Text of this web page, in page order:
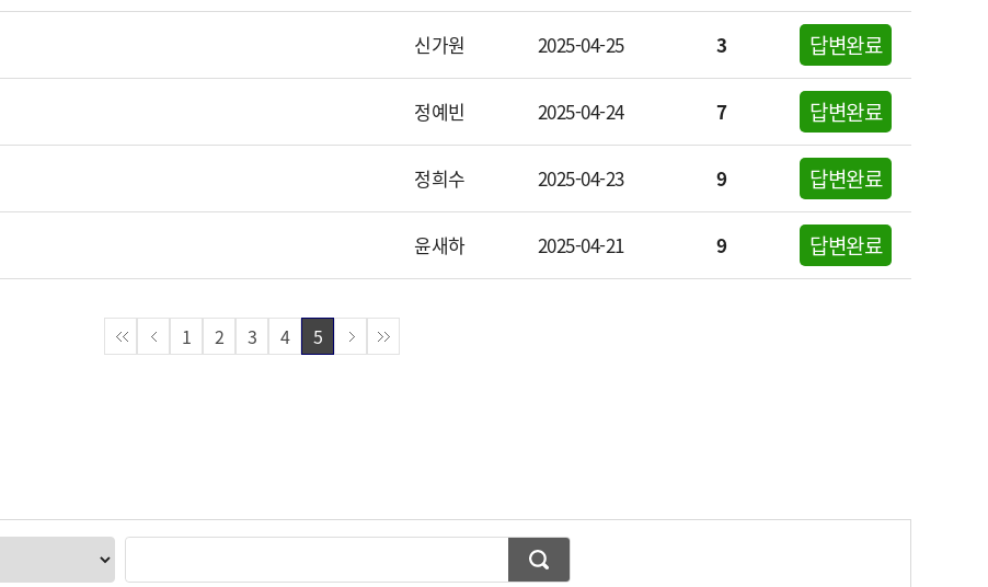
신가원 2025-04-25 3 답변완료
정예빈 2025-04-24 7 답변완료
정희수 2025-04-23 9 답변완료
윤새하 2025-04-21 9 답변완료
1 2 3 4 5